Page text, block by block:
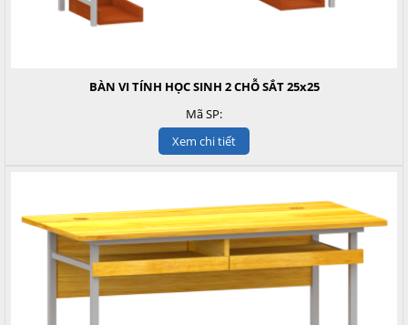
BÀN VI TÍNH HỌC SINH 2 CHỖ SẮT 25x25
Mã SP:
Xem chi tiết